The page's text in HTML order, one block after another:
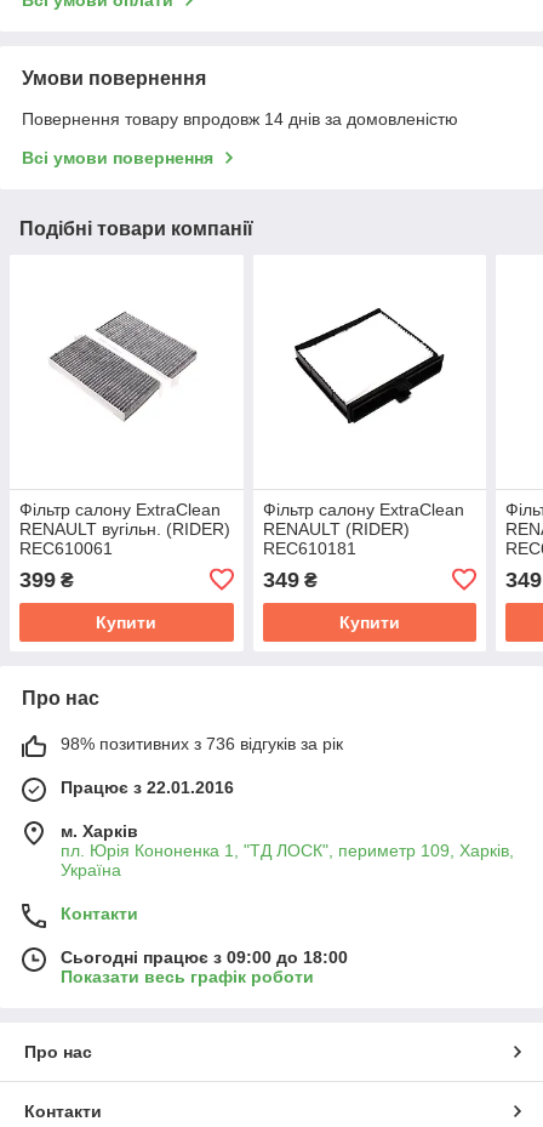
Умови повернення
Повернення товару впродовж 14 днів за домовленістю
Всі умови повернення
Подібні товари компанії
Фільтр салону ExtraClean
RENAULT вугільн. (RIDER)
REC610061
399 ₴
Купити
Фільтр салону ExtraClean
RENAULT (RIDER)
REC610181
349₴
Купити
349
Про нас
98% позитивних з 736 відгуків за рік
Працює з 22.01.2016
м. Харків
пл. Юрія Кононенка 1, "ТД ЛОСК", периметр 109, Харків,
Україна
Контакти
Сьогодні працює з 09:00 до 18:00
Показати весь графік роботи
Про нас
Контакти